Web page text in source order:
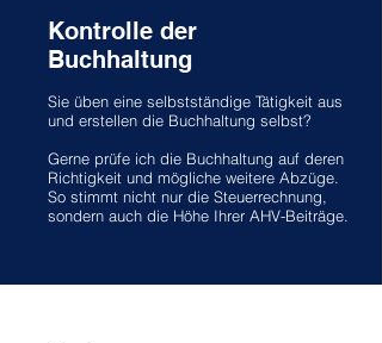
Kontrolle der
Buchhaltung
Sie üben eine selbstständige Tätigkeit aus
und erstellen die Buchhaltung selbst?
Gerne prüfe ich die Buchhaltung auf deren
Richtigkeit und mögliche weitere Abzüge.
So stimmt nicht nur die Steuerrechnung,
sondern auch die Höhe Ihrer AHV-Beiträge.